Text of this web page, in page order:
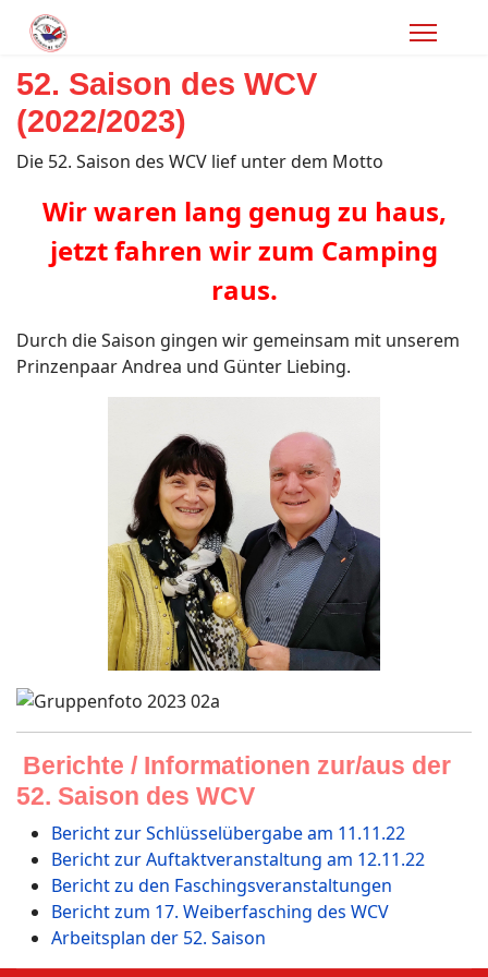
52. Saison des WCV
(2022/2023)
Die 52. Saison des WCV lief unter dem Motto
Wir waren lang genug zu haus,
jetzt fahren wir zum Camping
raus.
Durch die Saison gingen wir gemeinsam mit unserem
Prinzenpaar Andrea und Günter Liebing.
Berichte / Informationen zur/aus der
52. Saison des WCV
Bericht zur Schlüsselübergabe am 11.11.22
Bericht zur Auftaktveranstaltung am 12.11.22
Bericht zu den Faschingsveranstaltungen
Bericht zum 17. Weiberfasching des WCV
Arbeitsplan der 52. Saison